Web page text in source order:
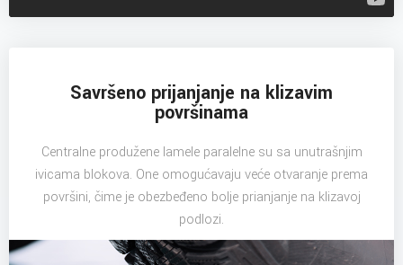
Savršeno prijanjanje na klizavim
površinama
Centralne produžene lamele paralelne su sa unutrašnjim
ivicama blokova. One omogućavaju veće otvaranje prema
površini, čime je obezbeđeno bolje prianjanje na klizavoj
podlozi.